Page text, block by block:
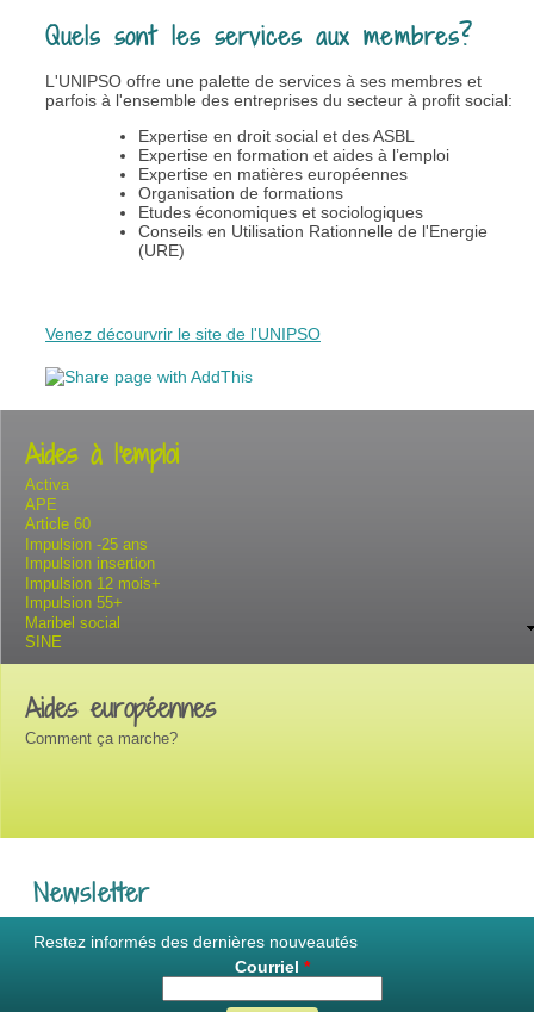
Quels sont les services aux membres?
L'UNIPSO offre une palette de services à ses membres et
parfois à l'ensemble des entreprises du secteur à profit social:
Expertise en droit social et des ASBL
Expertise en formation et aides à l’emploi
Expertise en matières européennes
Organisation de formations
Etudes économiques et sociologiques
Conseils en Utilisation Rationnelle de l'Energie
(URE)
Venez décourvrir le site de l'UNIPSO
Aides à l'emploi
Activa
APE
Article 60
Impulsion -25 ans
Impulsion insertion
Impulsion 12 mois+
Impulsion 55+
Maribel social
SINE
Aides européennes
Comment ça marche?
Newsletter
Restez informés des dernières nouveautés
Courriel *